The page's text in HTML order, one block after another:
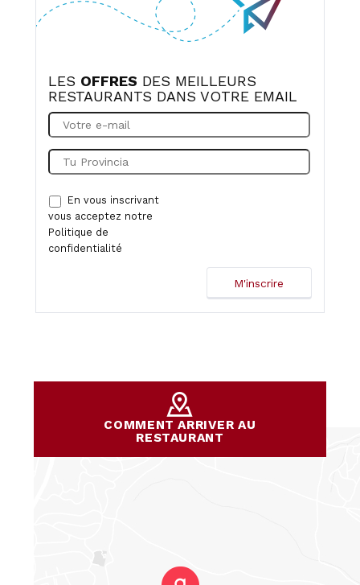
LES OFFRES DES MEILLEURS
RESTAURANTS DANS VOTRE EMAIL
En vous inscrivant
vous acceptez notre
Politique de
confidentialité
COMMENT ARRIVER AU
RESTAURANT